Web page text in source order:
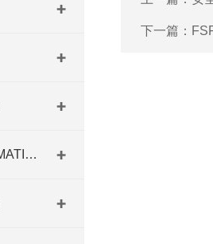
德国SOMMER-AUTOMATIC 平行抓手 德国夹盘 德国进口夹盘
下一篇：